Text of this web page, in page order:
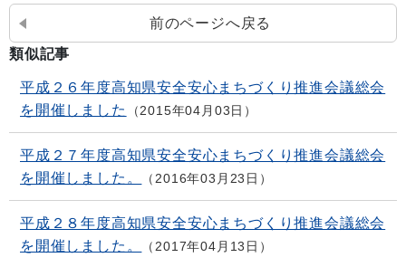
前のページへ戻る
類似記事
平成２６年度高知県安全安心まちづくり推進会議総会
を開催しました
2015年04月03日
平成２７年度高知県安全安心まちづくり推進会議総会
を開催しました。
2016年03月23日
平成２８年度高知県安全安心まちづくり推進会議総会
を開催しました。
2017年04月13日